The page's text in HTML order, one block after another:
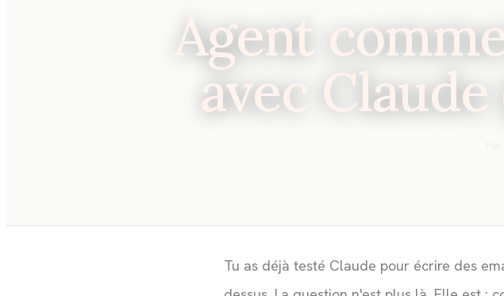
Agent
avec
Tu as déjà testé Claude pour écrire des